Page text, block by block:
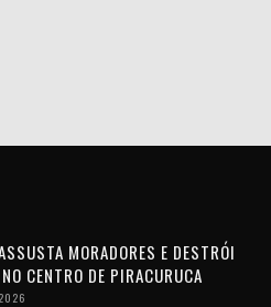
MORADORES E DESTRÓI
CENTRO DE PIRACURUCA